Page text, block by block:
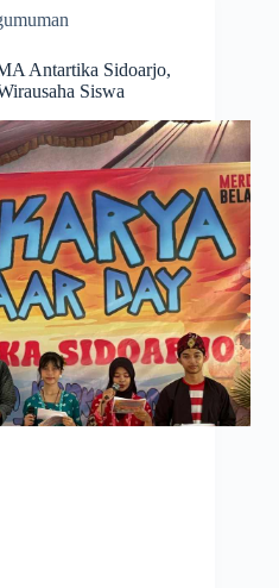
Antartika Sidoarjo,
Siswa